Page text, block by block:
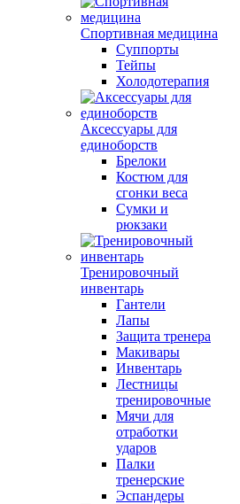
Спортивная медицина
Суппорты
Тейпы
Холодотерапия
Аксессуары для
единоборств
Брелоки
Костюм для
сгонки веса
Сумки и
рюкзаки
Тренировочный
инвентарь
Гантели
Лапы
Защита тренера
Макивары
Инвентарь
Лестницы
тренировочные
Мячи для
отработки
ударов
Палки
тренерские
Эспандеры